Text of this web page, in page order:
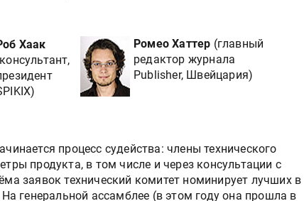
Хаак
Ромео Хаттер (главный
редактор журнала
Publisher, Швейцария)
процесс судейства: члены технического
продукта, в том числе и через консультации с
заявок технический комитет номинирует лучших в
генеральной ассамблее (в этом году она прошла в